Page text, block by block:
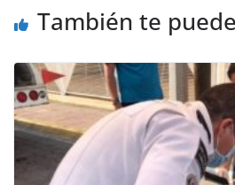
También te